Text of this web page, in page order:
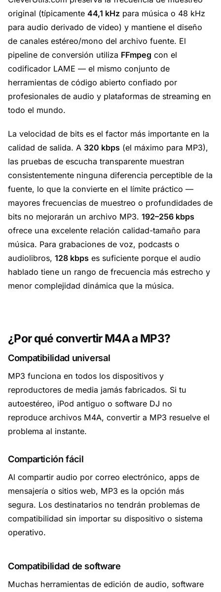
original (típicamente 44,1 kHz para música o 48 kHz
para audio derivado de video) y mantiene el diseño
de canales estéreo/mono del archivo fuente. El
pipeline de conversión utiliza FFmpeg con el
codificador LAME — el mismo conjunto de
herramientas de código abierto confiado por
profesionales de audio y plataformas de streaming en
todo el mundo.
La velocidad de bits es el factor más importante en la
calidad de salida. A 320 kbps (el máximo para MP3),
las pruebas de escucha transparente muestran
consistentemente ninguna diferencia perceptible de la
fuente, lo que la convierte en el límite práctico —
mayores frecuencias de muestreo o profundidades de
bits no mejorarán un archivo MP3. 192–256 kbps
ofrece una excelente relación calidad-tamaño para
música. Para grabaciones de voz, podcasts o
audiolibros, 128 kbps es suficiente porque el audio
hablado tiene un rango de frecuencia más estrecho y
menor complejidad dinámica que la música.
¿Por qué convertir M4A a MP3?
Compatibilidad universal
MP3 funciona en todos los dispositivos y
reproductores de media jamás fabricados. Si tu
autoestéreo, iPod antiguo o software DJ no
reproduce archivos M4A, convertir a MP3 resuelve el
problema al instante.
Compartición fácil
Al compartir audio por correo electrónico, apps de
mensajería o sitios web, MP3 es la opción más
segura. Los destinatarios no tendrán problemas de
compatibilidad sin importar su dispositivo o sistema
operativo.
Compatibilidad de software
Muchas herramientas de edición de audio, software